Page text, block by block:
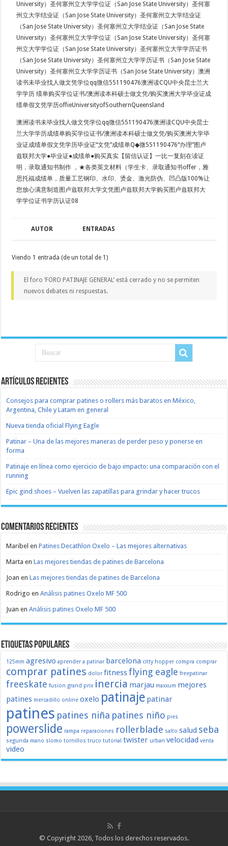
University）圣何塞州立大学学位证（San Jose State University）圣何塞
州立大学结业证（San Jose State University）圣何塞州立大学结业证
（San Jose State University）圣何塞州立大学结业证（San Jose State
University）圣何塞州立大学学位证（San Jose State University）圣何塞
州立大学学位证（San Jose State University）圣何塞州立大学学历证书
（San Jose State University）圣何塞州立大学学历证书（San Jose State
University）圣何塞州立大学学历证书（San Jose State University）澳洲
读书未毕业找人做文凭学位qq微信551190476澳洲读CQU中央昆士兰大
学学历 绩单购买学位证书/澳洲读本科硕士做文凭/购买澳洲大学毕业证成
绩单假文凭学历offieUniversityofSouthernQueensland
澳洲读书未毕业找人做文凭学位qq微信551190476澳洲读CQU中央昆士
兰大学学历成绩单购买学位证书/澳洲读本科硕士做文凭/购买澳洲大学毕
业证成绩单假文凭学历毕业证“文凭”成绩单Q◆微551190476“办理”图卢
兹联邦大学●毕业证●成绩单●购买真实【留信认证】一比一复刻在读证
明，录取通知书制作 ，★各类英文材料（学生卡、录取通知书offer，雅
思托福成绩单，质量工艺钢印、水印、烫金、激光防伪、凹凸版100%让
您放心满意制造图卢兹联邦大学文凭图卢兹联邦大学购买图卢兹联邦大
学学位证书学历认证08
AUTOR ENTRADAS
Viendo 1 entrada (de un total de 1)
El foro ‘FORO PATINAJE GENERAL’ está cerrado y no se permiten
nuevos debates ni respuestas.
Artículos recientes
Consejos para comprar patines o rollers más baratos en México,
Argentina, Chile y Latam en general
Nueva tienda oficial Flying Eagle
Patinar – Una de las mejores maneras de perder peso y ponerse en
forma
Patinaje en línea como ejercicio de bajo impacto: una comparación con el
running
Epic gind shoes – Vuelven las zapatillas para grindar y hacer trucos
Comentarios recientes
Maribel enPatines Decathlon Oxelo – Las mejores alternativas
Marta enLas mejores tiendas de patines de Barcelona
Joan enLas mejores tiendas de patines de Barcelona
Rodrigo enAnálisis patines Oxelo MF 500
Juan enAnálisis patines Oxelo MF 500
Etiquetas populares
125mm agresivo aprender a patinar barcelona citty hopper compra comprar
comprar patines dolor fitnessflying eagle freepatinar
freeskate fusion grand prix inercia marjau maxxum mejores
patines mercadillo online oxelo patinaje patinar
patines patines niña patines niño pies
powerslide rampa reparaciones rollerblade salto salud seba
segunda mano slomo tornillos truco tutorial twister urban velocidad venta
video
© Copyright 2026, Todos los derechos reservados.